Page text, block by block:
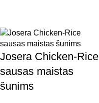
Josera Chicken-Rice
sausas maistas
šunims